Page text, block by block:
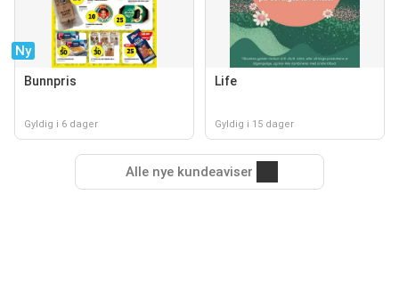
Ny
Bunnpris
Gyldig i 6 dager
Life
Gyldig i 15 dager
Alle nye kundeaviser